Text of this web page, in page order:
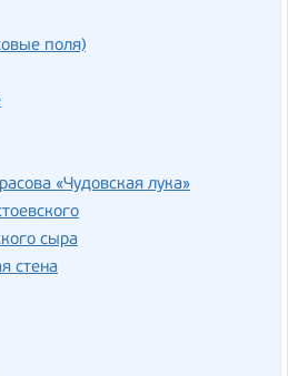
поля)
«Чудовская лука»
сыра
стена